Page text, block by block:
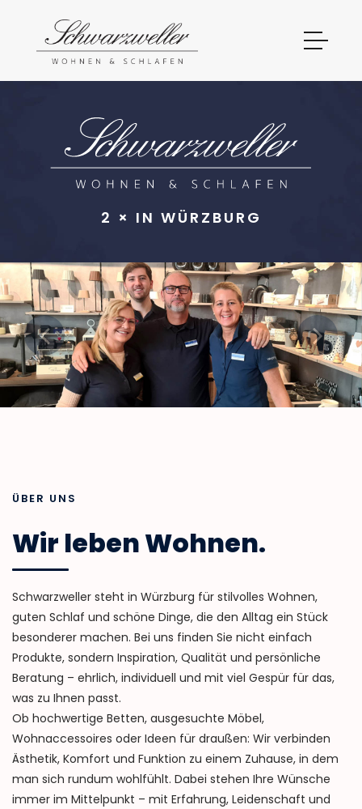
2 × IN WÜRZBURG
ÜBER UNS
Wir leben Wohnen.
Schwarzweller steht in Würzburg für stilvolles Wohnen,
guten Schlaf und schöne Dinge, die den Alltag ein Stück
besonderer machen. Bei uns finden Sie nicht einfach
Produkte, sondern Inspiration, Qualität und persönliche
Beratung – ehrlich, individuell und mit viel Gespür für das,
was zu Ihnen passt.
Ob hochwertige Betten, ausgesuchte Möbel,
Wohnaccessoires oder Ideen für draußen: Wir verbinden
Ästhetik, Komfort und Funktion zu einem Zuhause, in dem
man sich rundum wohlfühlt. Dabei stehen Ihre Wünsche
immer im Mittelpunkt – mit Erfahrung, Leidenschaft und